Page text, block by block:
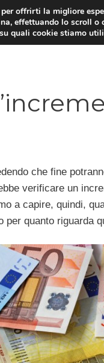
che fine
verificare un
a capire, quindi,
quanto riguarda
offrirti la migliore
effettuando lo scroll
quali cookie stiamo